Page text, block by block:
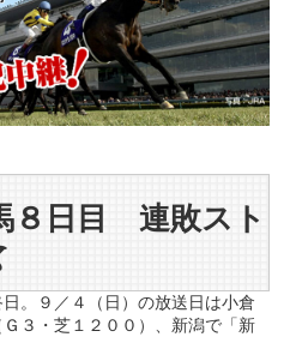
８日目 連敗スト
。９／４（日）の放送日は小倉
３・芝１２００）、新潟で「新